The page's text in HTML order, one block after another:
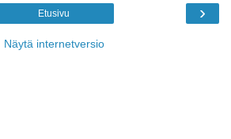
›
Etusivu
Näytä internetversio